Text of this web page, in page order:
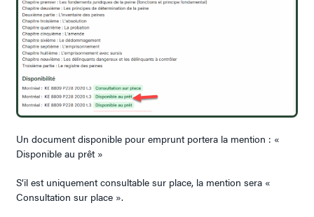
Un document disponible pour emprunt portera la mention : «
Disponible au prêt »
S’il est uniquement consultable sur place, la mention sera «
Consultation sur place ».